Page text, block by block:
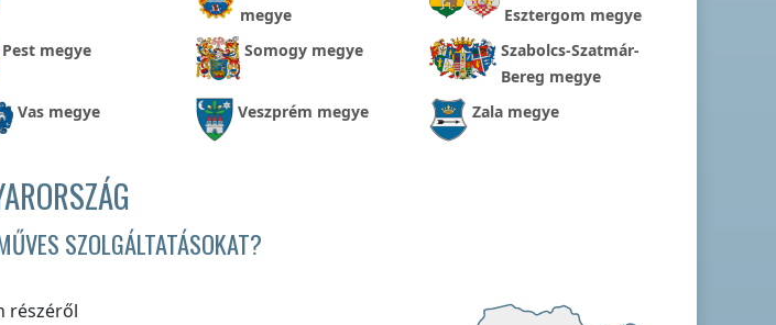
megye
Esztergom megye
Pest megye Somogy megye
Szabolcs-Szatmár-
Bereg megye
Vas megye Veszprém megye Zala megye
SZOLGÁLTATÁSOKAT?
részéről